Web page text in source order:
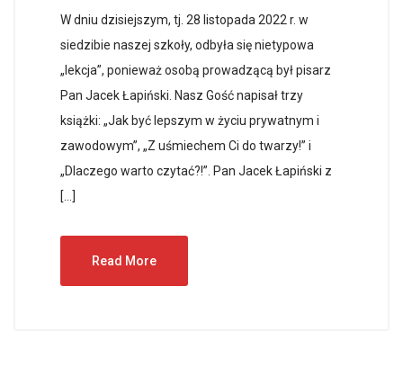
W dniu dzisiejszym, tj. 28 listopada 2022 r. w
siedzibie naszej szkoły, odbyła się nietypowa
„lekcja”, ponieważ osobą prowadzącą był pisarz
Pan Jacek Łapiński. Nasz Gość napisał trzy
książki: „Jak być lepszym w życiu prywatnym i
zawodowym”, „Z uśmiechem Ci do twarzy!” i
„Dlaczego warto czytać?!”. Pan Jacek Łapiński z
[…]
Read More